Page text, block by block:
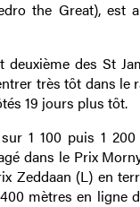
the Great), est
des St
très tôt dans le
19 jours plus tôt.
1 100 puis 1
dans le Prix
Zeddaan (L) en
mètres en ligne